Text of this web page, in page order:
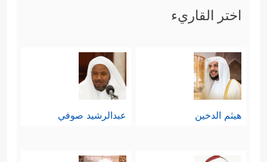
اختر القاريء
هيثم الدخين عبدالرشيد صوفي